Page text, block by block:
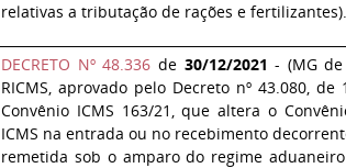
relativas a tributação de rações e fertilizantes).
DECRETO Nº 48.336 de 30/12/2021 - (MG
RICMS, aprovado pelo Decreto nº 43.080,
Convênio ICMS 163/21, que altera o
ICMS na entrada ou no recebimento
remetida sob o amparo do regime